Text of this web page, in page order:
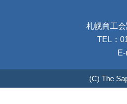
札幌商工
TEL：
(C) The